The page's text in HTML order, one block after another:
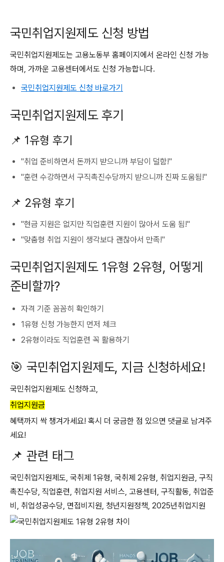
국민취업지원제도 신청 방법
국민취업지원제도는 고용노동부 홈페이지에서 온라인 신청 가능
하며, 가까운 고용센터에서도 신청 가능합니다.
국민취업지원제도 신청 바로가기
국민취업지원제도 후기
📌 1유형 후기
"취업 준비하면서 돈까지 받으니까 부담이 덜함!"
"훈련 수강하면서 구직촉진수당까지 받으니까 진짜 도움됨!"
📌 2유형 후기
"현금 지원은 없지만 직업훈련 지원이 많아서 도움 됨!"
"맞춤형 취업 지원이 생각보다 괜찮아서 만족!"
국민취업지원제도 1유형 2유형, 어떻게
준비할까?
자격 기준 꼼꼼히 확인하기
1유형 신청 가능한지 먼저 체크
2유형이라도 직업훈련 꼭 활용하기
🎯 국민취업지원제도, 지금 신청하세요!
국민취업지원제도 신청하고,
취업지원금
혜택까지 싹 챙겨가세요! 혹시 더 궁금한 점 있으면 댓글로 남겨주
세요!
📌 관련 태그
국민취업지원제도, 국취제 1유형, 국취제 2유형, 취업지원금, 구직
촉진수당, 직업훈련, 취업지원 서비스, 고용센터, 구직활동, 취업준
비, 취업성공수당, 면접비지원, 청년지원정책, 2025년취업지원